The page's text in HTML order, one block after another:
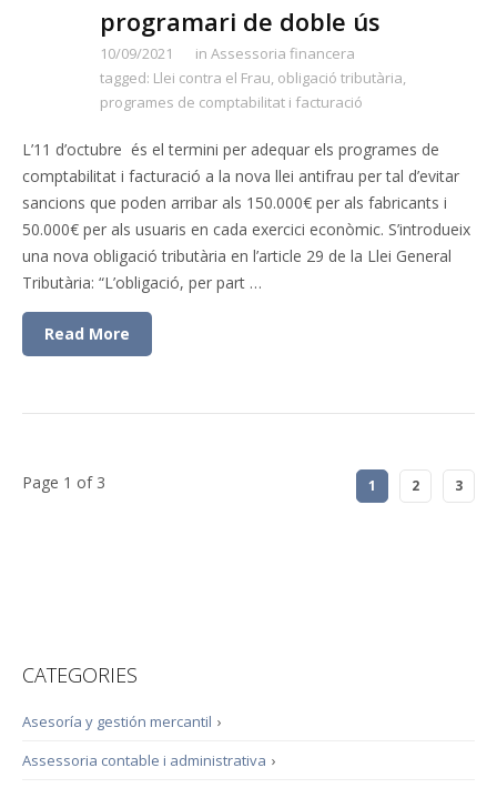
programari de doble ús
10/09/2021 in Assessoria financera
tagged: Llei contra el Frau, obligació tributària,
programes de comptabilitat i facturació
L’11 d’octubre és el termini per adequar els programes de
comptabilitat i facturació a la nova llei antifrau per tal d’evitar
sancions que poden arribar als 150.000€ per als fabricants i
50.000€ per als usuaris en cada exercici econòmic. S’introdueix
una nova obligació tributària en l’article 29 de la Llei General
Tributària: “L’obligació, per part …
Read More
1 2 3
Page 1 of 3
CATEGORIES
›
Asesoría y gestión mercantil
›
Assessoria contable i administrativa